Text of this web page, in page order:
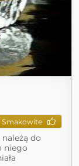
Smakowite
do
niego